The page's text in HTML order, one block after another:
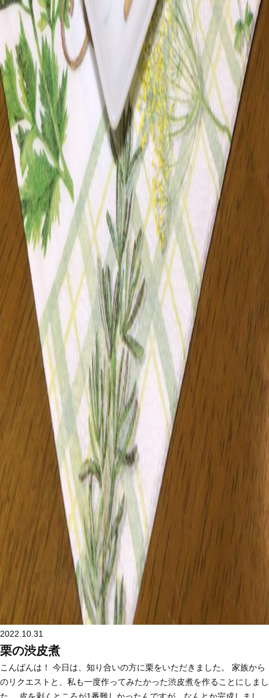
2022.10.31
栗の渋皮煮
こんばんは！ 今日は、知り合いの方に栗をいただきました。 家族から
のリクエストと、私も一度作ってみたかった渋皮煮を作ることにしまし